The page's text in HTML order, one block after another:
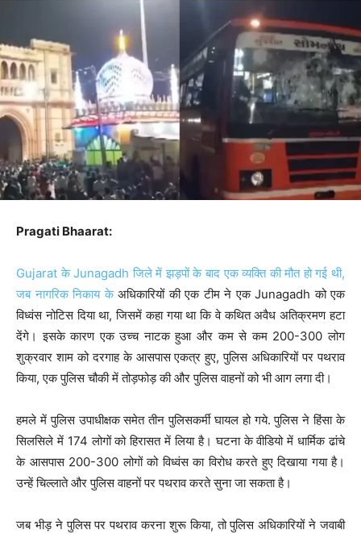
Pragati Bhaarat:
Gujarat के Junagadh जिले में झड़पों के बाद एक व्यक्ति की मौत हो गई थी,
जब नागरिक निकाय केअधिकारियों की एक टीम ने एक Junagadh को एक
विध्वंस नोटिस दिया था, जिसमें कहा गया था कि वे कथित अवैध अतिक्रमण हटा
देंगे। इसके कारण एक उच्च नाटक हुआ और कम से कम 200-300 लोग
शुक्रवार शाम को दरगाह के आसपास एकत्र हुए, पुलिस अधिकारियों पर पथराव
किया, एक पुलिस चौकी में तोड़फोड़ की और पुलिस वाहनों को भी आग लगा दी।
हमले में पुलिस उपाधीक्षक समेत तीन पुलिसकर्मी घायल हो गये. पुलिस ने हिंसा के
सिलसिले में 174 लोगों को हिरासत में लिया है। घटना के वीडियो में धार्मिक ढांचे
के आसपास 200-300 लोगों को विध्वंस का विरोध करते हुए दिखाया गया है।
उन्हें चिल्लाते और पुलिस वाहनों पर पथराव करते सुना जा सकता है।
जब भीड़ ने पुलिस पर पथराव करना शुरू किया, तो पुलिस अधिकारियों ने जवाबी